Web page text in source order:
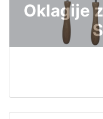
Oklagije